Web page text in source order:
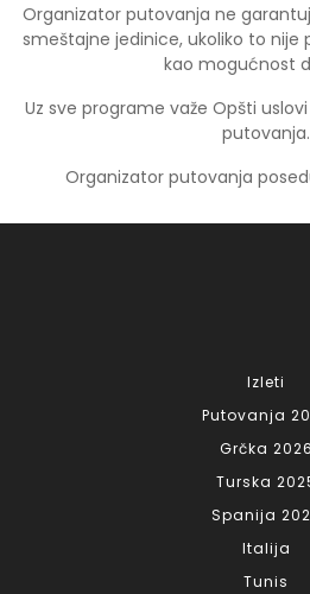
Organizator putovanja ne
smeštajne jedinice, ukoliko to nije
kao mogućnost
Uz sve programe važe Opšti
putovanja.
Organizator putovanja
Izleti
Putovanja
Grčka 2026
Turska
Spanija
Italija
Tunis